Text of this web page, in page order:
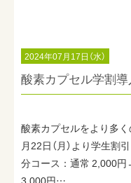
2024年07月17日（水）
酸素カプセル学割
酸素カプセルをより多
月22日（月）より学生
分コース：通常 2,000